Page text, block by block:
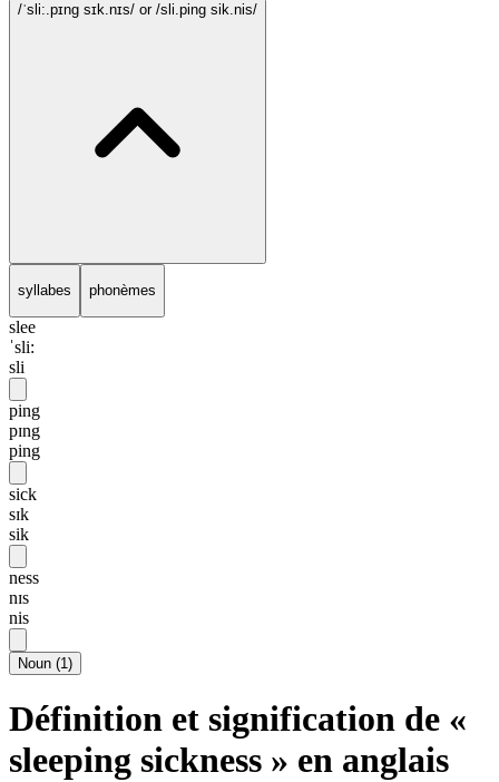
/ˈsli:.pɪng sɪk.nɪs/ or /sli.ping sik.nis/
syllabes phonèmes
slee
ˈsli:
sli
ping
pɪng
ping
sick
sɪk
sik
ness
nɪs
nis
Noun (1)
Définition et signification de «
sleeping sickness » en anglais